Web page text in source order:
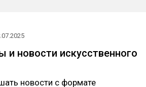
и новости искусственного
новости с формате